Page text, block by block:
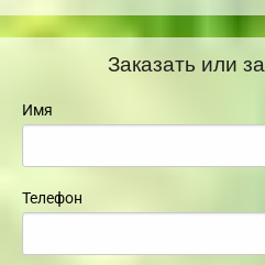
Заказать или
Имя
Телефон